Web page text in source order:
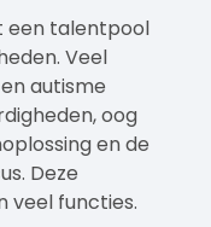
een talentpool
Veel
autisme
oog
en de
Deze
veel functies.